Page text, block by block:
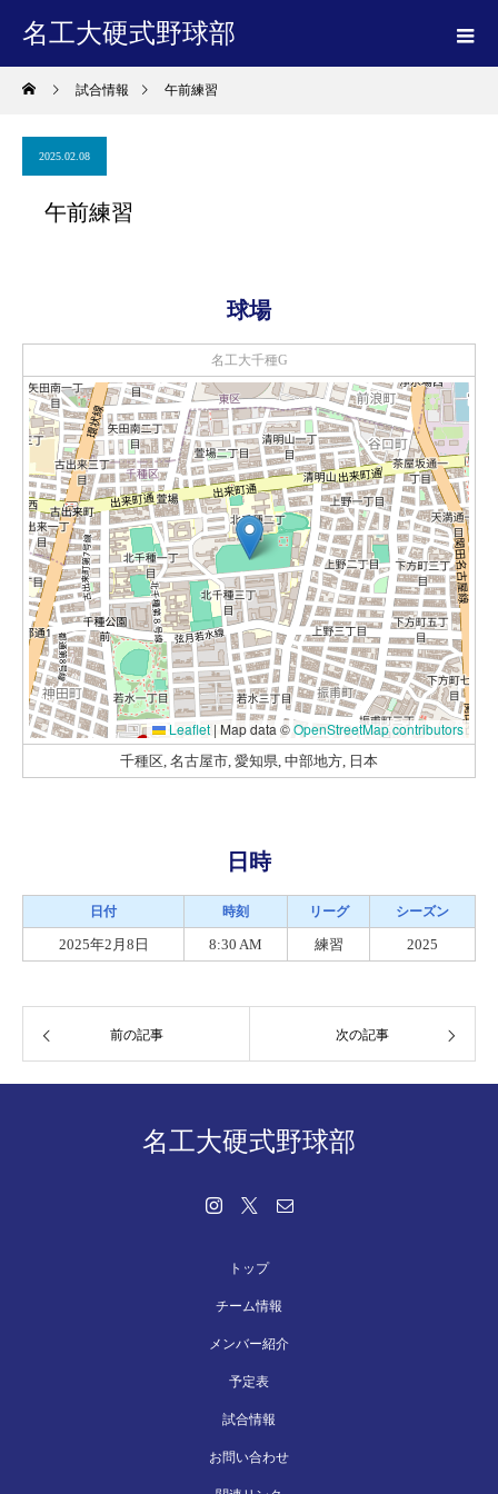
名工大硬式野球部
試合情報 午前練習
2025.02.08
午前練習
球場
名工大千種G
Leaflet | Map data ©OpenStreetMap contributors
千種区, 名古屋市, 愛知県, 中部地方, 日本
日時
日付 時刻 リーグ シーズン
2025年2月8日 8:30 AM 練習 2025
前の記事 次の記事
名工大硬式野球部
トップ
チーム情報
メンバー紹介
予定表
試合情報
お問い合わせ